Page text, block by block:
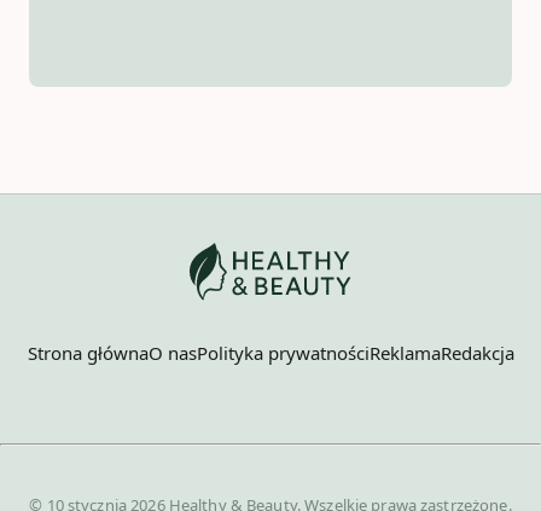
Strona głównaO nasPolityka prywatnościReklamaRedakcja
© 10 stycznia 2026 Healthy & Beauty. Wszelkie prawa zastrzeżone.